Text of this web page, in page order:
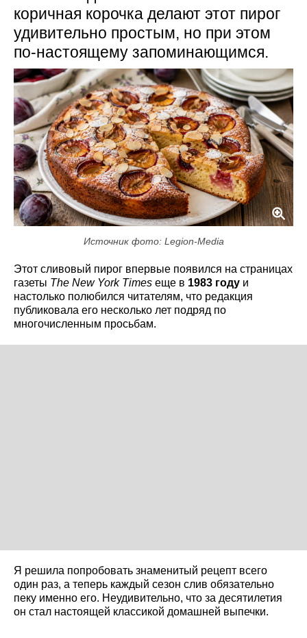
коричная корочка делают этот пирог
удивительно простым, но при этом
по-настоящему запоминающимся.
Источник фото: Legion-Media
Этот сливовый пирог впервые появился на страницах
газеты The New York Times еще в 1983 году и
настолько полюбился читателям, что редакция
публиковала его несколько лет подряд по
многочисленным просьбам.
Я решила попробовать знаменитый рецепт всего
один раз, а теперь каждый сезон слив обязательно
пеку именно его. Неудивительно, что за десятилетия
он стал настоящей классикой домашней выпечки.